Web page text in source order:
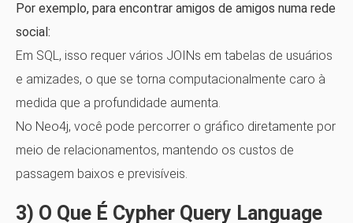
Por exemplo, para encontrar amigos de amigos numa rede
social:
Em SQL, isso requer vários JOINs em tabelas de usuários
e amizades, o que se torna computacionalmente caro à
medida que a profundidade aumenta.
No Neo4j, você pode percorrer o gráfico diretamente por
meio de relacionamentos, mantendo os custos de
passagem baixos e previsíveis.
3) O Que É Cypher Query Language